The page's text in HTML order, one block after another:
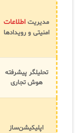
مدیریت اطلاعات
امنیتی و رویدادها
تحلیلگر پیشرفته
هوش تجاری
اپلیکیشن‌ساز